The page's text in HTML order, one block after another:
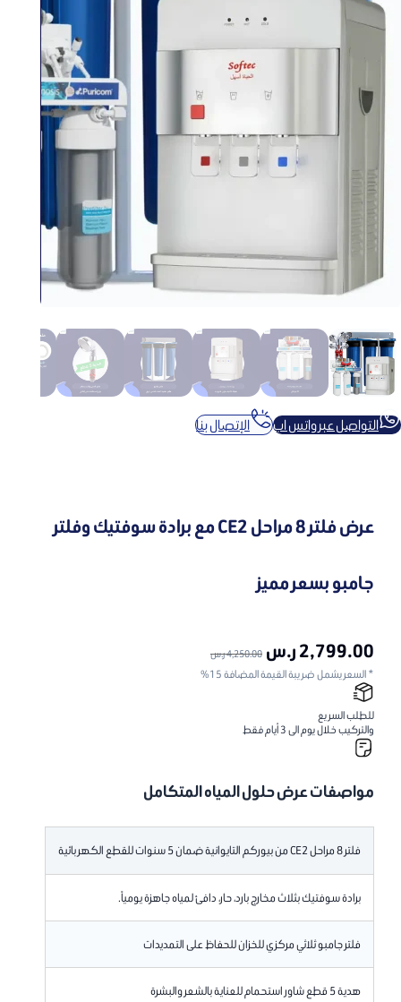
التواصل عبر واتس اب الإتصال بنا
عرض فلتر 8 مراحل CE2 مع برادة سوفتيك وفلتر
جامبو بسعر مميز
2,799.00ر.س 4,250.00ر.س
* السعر يشمل ضريبة القيمة المضافة 15%
للطلب السريع
والتركيب خلال يوم الى 3 أيام فقط
مواصفات عرض حلول المياه المتكامل
فلتر 8 مراحل CE2 من بيوركم التايوانية ضمان 5 سنوات للقطع الكهربائية
برادة سوفتيك بثلاث مخارج بارد، حار، دافئ لمياه جاهزة يومياً.
فلتر جامبو ثلاثي مركزي للخزان للحفاظ على التمديدات
هدية 5 قطع شاور استحمام للعناية بالشعر والبشرة